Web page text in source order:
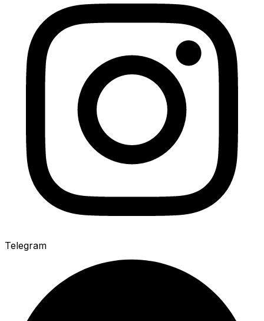
Telegram